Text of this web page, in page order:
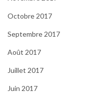
Octobre 2017
Septembre 2017
Août 2017
Juillet 2017
Juin 2017